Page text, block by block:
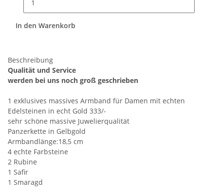
In den Warenkorb
Beschreibung
Qualität und Service
werden bei uns noch groß geschrieben
1 exklusives massives Armband für Damen mit echten
Edelsteinen in echt Gold 333/-
sehr schöne massive Juwelierqualität
Panzerkette in Gelbgold
Armbandlänge:18,5 cm
4 echte Farbsteine
2 Rubine
1 Safir
1 Smaragd